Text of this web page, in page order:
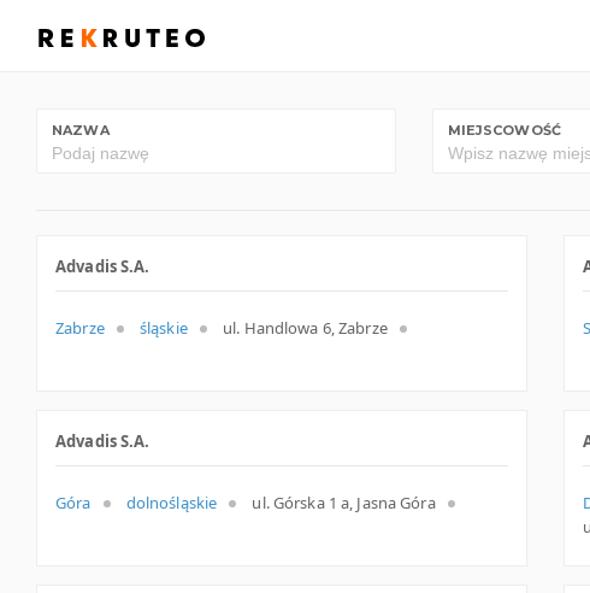
NAZWA MIEJSCOWOŚĆ
Advadis S.A.
Zabrze śląskie ul. Handlowa 6, Zabrze
Advadis S.A.
Góra dolnośląskie ul. Górska 1 a, Jasna Góra